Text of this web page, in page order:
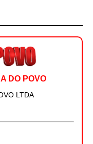
DO POVO
LTDA